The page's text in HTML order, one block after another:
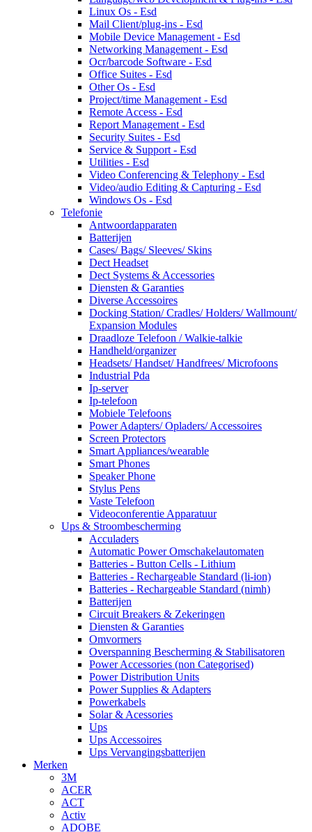
Linux Os - Esd
Mail Client/plug-ins - Esd
Mobile Device Management - Esd
Networking Management - Esd
Ocr/barcode Software - Esd
Office Suites - Esd
Other Os - Esd
Project/time Management - Esd
Remote Access - Esd
Report Management - Esd
Security Suites - Esd
Service & Support - Esd
Utilities - Esd
Video Conferencing & Telephony - Esd
Video/audio Editing & Capturing - Esd
Windows Os - Esd
Telefonie
Antwoordapparaten
Batterijen
Cases/ Bags/ Sleeves/ Skins
Dect Headset
Dect Systems & Accessories
Diensten & Garanties
Diverse Accessoires
Docking Station/ Cradles/ Holders/ Wallmount/
Expansion Modules
Draadloze Telefoon / Walkie-talkie
Handheld/organizer
Headsets/ Handset/ Handfrees/ Microfoons
Industrial Pda
Ip-server
Ip-telefoon
Mobiele Telefoons
Power Adapters/ Opladers/ Accessoires
Screen Protectors
Smart Appliances/wearable
Smart Phones
Speaker Phone
Stylus Pens
Vaste Telefoon
Videoconferentie Apparatuur
Ups & Stroombescherming
Acculaders
Automatic Power Omschakelautomaten
Batteries - Button Cells - Lithium
Batteries - Rechargeable Standard (li-ion)
Batteries - Rechargeable Standard (nimh)
Batterijen
Circuit Breakers & Zekeringen
Diensten & Garanties
Omvormers
Overspanning Bescherming & Stabilisatoren
Power Accessories (non Categorised)
Power Distribution Units
Power Supplies & Adapters
Powerkabels
Solar & Acessories
Ups
Ups Accessoires
Ups Vervangingsbatterijen
Merken
3M
ACER
ACT
Activ
ADOBE